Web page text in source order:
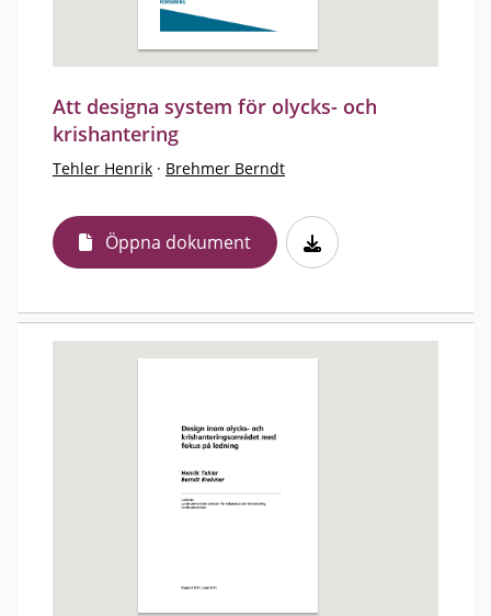
Att designa system för olycks- och
krishantering
Tehler Henrik · Brehmer Berndt
Öppna dokument